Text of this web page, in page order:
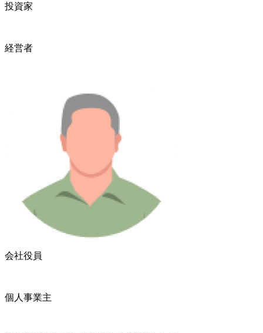
投資家
経営者
会社役員
個人事業主